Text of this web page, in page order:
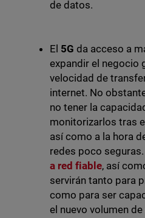
de datos.
El 5G da acceso a
expandir el negocio
velocidad de
internet. No
no tener la
monitorizarlos tras
así como a la hora
redes poco
a red fiable, así
servirán tanto para
como para ser
el nuevo volumen